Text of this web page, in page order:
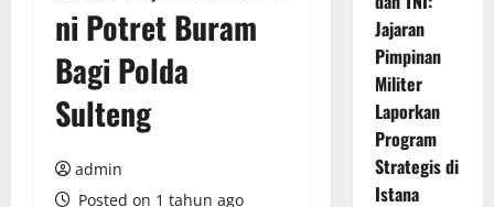
ni Potret Buram
Bagi Polda
Sulteng
admin
Posted on 1 tahun ago
Jajaran
Pimpinan
Militer
Laporkan
Program
Strategis di
Istana